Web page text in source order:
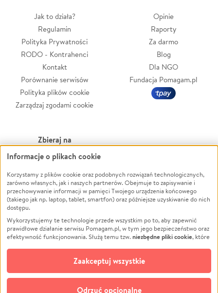
Jak to działa?
Regulamin
Polityka Prywatności
RODO - Kontrahenci
Kontakt
Porównanie serwisów
Polityka plików cookie
Zarządzaj zgodami cookie
Opinie
Raporty
Za darmo
Blog
Dla NGO
Fundacja Pomagam.pl
Zbieraj na
Leczenie
Zwierzęta
Pożar
Ukraina
Pomoc Finansowa
Projekty
Pogrzeb
Społeczność lokalna
Kultura
Powódź
Wichura
NGO
Edukacja
Podróż
Impreza
Ochrona środowiska
Biznes
Informacje o plikach cookie
Korzystamy z plików cookie oraz podobnych rozwiązań technologicznych,
zarówno własnych, jak i naszych partnerów. Obejmuje to zapisywanie i
przechowywanie informacji w pamięci Twojego urządzenia końcowego
(takiego jak np. laptop, tablet, smartfon) oraz późniejsze uzyskiwanie do nich
dostępu.
Wykorzystujemy te technologie przede wszystkim po to, aby zapewnić
prawidłowe działanie serwisu Pomagam.pl, w tym jego bezpieczeństwo oraz
efektywność funkcjonowania. Służą temu tzw.niezbędne pliki cookie, które
opcjonalnych plików cookie
technologii do celów analitycznych i retargetingowych. Możesz wyrazić
zgodę na ich stosowanie lub jej odmówić. W dowolnym momencie masz
możliwość zmiany swoich preferencji na stronie „Zarządzaj zgodami cookie”,
do której link znajdziesz w stopce serwisu Pomagam.pl. Opcjonalne pliki
Odrzuć opcjonalne
Zaakceptuj wszystkie